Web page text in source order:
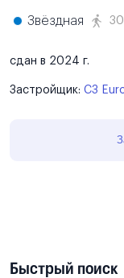
Звёздная
сдан в 2024 г.
Застройщик: СЗ
Быстрый поиск